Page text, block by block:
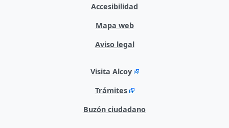
Accesibilidad
Mapa web
Aviso legal
Visita Alcoy
Trámites
Buzón ciudadano